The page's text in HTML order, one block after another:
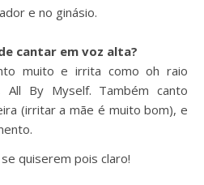
e no ginásio.
cantar em voz alta?
muito e irrita como oh raio
All By Myself. Também canto
(irritar a mãe é muito bom), e
quiserem pois claro!